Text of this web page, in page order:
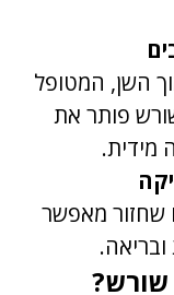
השן, המטופל
פותר את
מידית.
שחזור מאפשר
שורש?